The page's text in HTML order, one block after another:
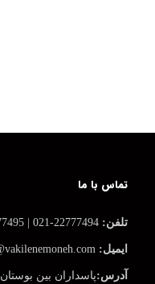
تماس با ما
تلفن:
ایمیل:
آدرس:پاسداران بین بوستان ۹ و ۱۰ جنب بانک پاسارگاد